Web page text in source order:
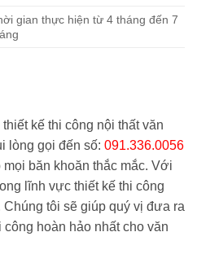
gian thực hiện từ 4 tháng đến 7
kế thi công nội thất văn
lòng gọi đến số: 091.336.0056
băn khoăn thắc mắc. Với
lĩnh vực thiết kế thi công
tôi sẽ giúp quý vị đưa ra
hoàn hảo nhất cho văn